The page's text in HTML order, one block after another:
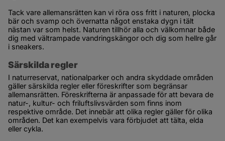
Tack vare allemansrätten kan vi röra oss fritt i naturen, plocka
bär och svamp och övernatta något enstaka dygn i tält
nästan var som helst. Naturen tillhör alla och välkomnar både
dig med vältrampade vandringskängor och dig som hellre går
i sneakers.
Särskilda regler
I naturreservat, nationalparker och andra skyddade områden
gäller särskilda regler eller föreskrifter som begränsar
allemansrätten. Föreskrifterna är anpassade för att bevara de
natur-, kultur- och friluftslivsvärden som finns inom
respektive område. Det innebär att olika regler gäller för olika
områden. Det kan exempelvis vara förbjudet att tälta, elda
eller cykla.